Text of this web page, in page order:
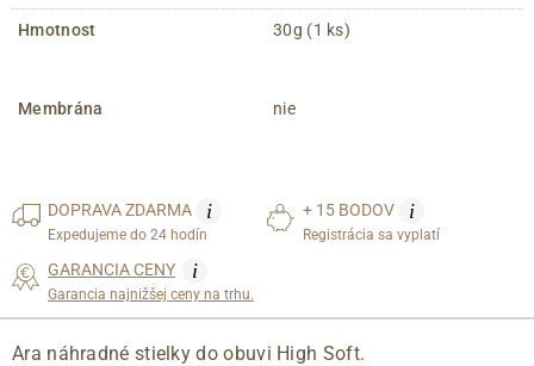
Hmotnost 30g (1 ks)
Membrána nie
DOPRAVAZDARMA i
Expedujeme do 24 hodín
+ 15 BODOV i
Registrácia sa vyplatí
GARANCIA CENY i
Garancia najnižšej ceny na trhu.
Ara náhradné stielky do obuvi High Soft.